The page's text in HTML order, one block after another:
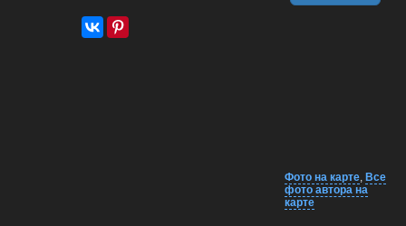
Фото на карте, Все
фото автора на
карте